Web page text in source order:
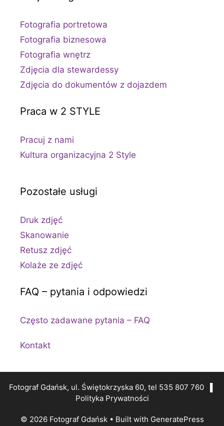
Fotografia portretowa
Fotografia biznesowa
Fotografia wnętrz
Zdjęcia dla stewardessy
Zdjęcia do dokumentów z dojazdem
Praca w 2 STYLE
Pracuj z nami
Kultura organizacyjna 2 Style
Pozostałe usługi
Druk zdjęć
Skanowanie
Retusz zdjęć
Kolaże ze zdjęć
FAQ – pytania i odpowiedzi
Często zadawane pytania – FAQ
Kontakt
Fotograf Gdańsk, ul. Świętokrzyska 60, tel 535 807 760 ▌
Polityka Prywatności
© 2026 Fotograf Gdańsk• Built with GeneratePress